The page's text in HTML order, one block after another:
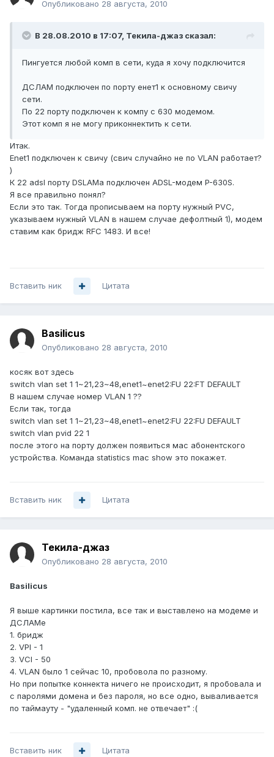
Опубликовано 28 августа, 2010
В 28.08.2010 в 17:07, Текила-джаз сказал:
Пингуется любой комп в сети, куда я хочу подключится
ДСЛАМ подключен по порту енет1 к основному свичу
сети.
По 22 порту подключен к компу с 630 модемом.
Этот комп я не могу приконнектить к сети.
Итак.
Enet1 подключен к свичу (свич случайно не по VLAN работает?
)
К 22 adsl порту DSLAMa подключен ADSL-модем P-630S.
Я все правильно понял?
Если это так. Тогда прописываем на порту нужный PVC,
указываем нужный VLAN в нашем случае дефолтный 1), модем
ставим как бридж RFC 1483. И все!
Вставить ник Цитата
Basilicus
Опубликовано 28 августа, 2010
косяк вот здесь
switch vlan set 1 1~21,23~48,enet1~enet2:FU 22:FT DEFAULT
В нашем случае номер VLAN 1 ??
Если так, тогда
switch vlan set 1 1~21,23~48,enet1~enet2:FU 22:FU DEFAULT
switch vlan pvid 22 1
после этого на порту должен появиться мас абонентского
устройства. Команда statistics mac show это покажет.
Вставить ник Цитата
Текила-джаз
Опубликовано 28 августа, 2010
Basilicus
Я выше картинки постила, все так и выставлено на модеме и
ДСЛАМе
1. бридж
2. VPI - 1
3. VCI - 50
4. VLAN было 1 сейчас 10, пробовола по разному.
Но при попытке коннекта ничего не происходит, я пробовала и
с паролями домена и без пароля, но все одно, вываливается
по таймауту - "удаленный комп. не отвечает" :(
Вставить ник Цитата